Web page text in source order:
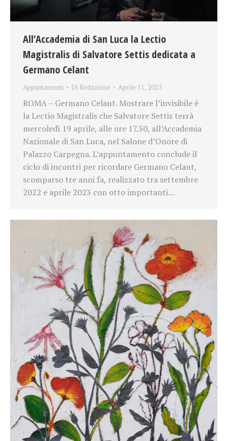
All’Accademia di San Luca la Lectio
Magistralis di Salvatore Settis dedicata a
Germano Celant
Appuntamenti Di Redazione Aprile 11, 2023
ROMA – Germano Celant. Mostrare l’invisibile è
la Lectio Magistralis che Salvatore Settis terrà
mercoledì 19 aprile, alle ore 17.30, all’Accademia
Nazionale di San Luca, nel Salone d’Onore di
Palazzo Carpegna. L’appuntamento conclude il
ciclo di incontri per ricordare Germano Celant,
scomparso tre anni fa, realizzato tra settembre
2022 e aprile 2023 con otto importanti…